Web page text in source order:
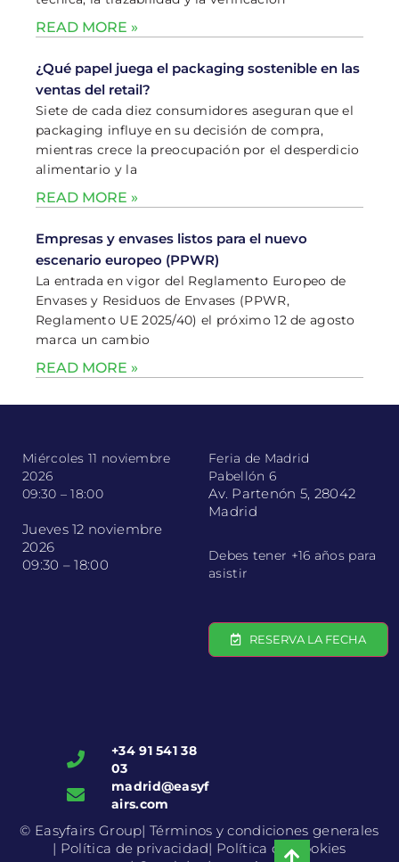
READ MORE »
¿Qué papel juega el packaging sostenible en las
ventas del retail?
Siete de cada diez consumidores aseguran que el
packaging influye en su decisión de compra,
mientras crece la preocupación por el desperdicio
alimentario y la
READ MORE »
Empresas y envases listos para el nuevo
escenario europeo (PPWR)
La entrada en vigor del Reglamento Europeo de
Envases y Residuos de Envases (PPWR,
Reglamento UE 2025/40) el próximo 12 de agosto
marca un cambio
READ MORE »
Miércoles 11 noviembre
2026
09:30 – 18:00
Jueves 12 noviembre
2026
09:30 – 18:00
Feria de Madrid
Pabellón 6
Av. Partenón 5, 28042
Madrid
Debes tener +16 años para
asistir
RESERVA LA FECHA
+34 91 541 38
03
madrid@easyf
airs.com
© Easyfairs Group| Términos y condiciones generales
| Política de privacidad| Política de Cookies